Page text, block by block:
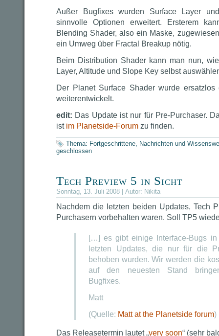
Außer Bugfixes wurden Surface Layer
sinnvolle Optionen erweitert. Ersterem
Blending Shader, also ein Maske,
ein Umweg über Fractal Breakup nötig.
Beim Distribution Shader kann man nun,
Layer, Altitude und Slope Key selbst
Der Planet Surface Shader wurde
weiterentwickelt.
edit: Das Update ist nur für Pre-Purchaser.
ist im Planetside-Forum zu finden.
Thema: Fortgeschrittene, Nachrichten und
geschlossen
Tech Preview 5 in Sicht
Sonntag, 13. Juli 2008 | Autor: Nikita
Nachdem die letzten beiden Updates, Tech
Purchasern vorbehalten waren. Soll TP5
[…] es gibt einige Interface-Bugs
letzten Updates, die nur für die
behoben wurden. Wir werden die
auf den neuesten Stand
Bugfixes.
Matt
(Quelle: Matt at the Planetside forum)
Das Releasetermin lautet „very soon“ (sehr